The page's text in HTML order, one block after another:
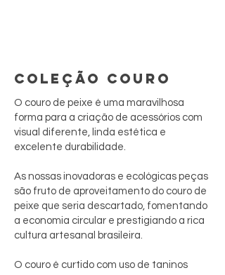
COLEÇÃO COURO
O couro de peixe é uma maravilhosa
forma para a criação de acessórios com
visual diferente, linda estética e
excelente durabilidade.
As nossas inovadoras e ecológicas peças
são fruto de aproveitamento do couro de
peixe que seria descartado, fomentando
a economia circular e prestigiando a rica
cultura artesanal brasileira.
O couro é curtido com uso de taninos